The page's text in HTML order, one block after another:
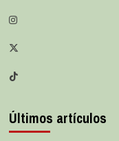
Últimos artículos